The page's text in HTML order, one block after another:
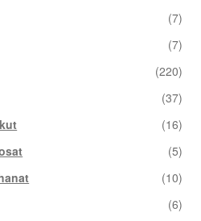
(7)
(7)
(220)
(37)
(16)
(5)
(10)
(6)